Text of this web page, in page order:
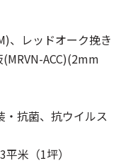
、レッドオーク挽き
ACC)(2mm
抗菌、抗ウイルス
米（1坪）